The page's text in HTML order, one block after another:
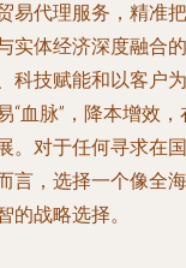
易代理服务，精准把
实体经济深度融合的
科技赋能和以客户为
“血脉”，降本增效，
。对于任何寻求在国
言，选择一个像全海
战略选择。